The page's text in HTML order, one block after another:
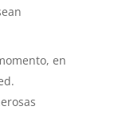
en